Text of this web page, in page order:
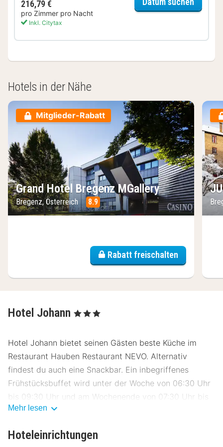
216,79 €
pro Zimmer pro Nacht
Inkl. Citytax
Hotels in der Nähe
Mitglieder-Rabatt
Grand Hotel Bregenz MGallery
Bregenz, Österreich 8.9
Rabatt freischalten
Hotel Johann , 3 Sterne
Hotel Johann bietet seinen Gästen beste Küche im
Restaurant Hauben Restaurant NEVO. Alternativ
findest du auch eine Snackbar. Ein inbegriffenes
Frühstücksbuffet wird unter der Woche von 06:30 Uhr
bis 09:30 Uhr und am Wochenende von 07:30 Uhr bis
10:00 Uhr angeboten.
Zum Angebot gehören eine Gepäckaufbewahrung und
ein Aufzug. Vor Ort gibt es Folgendes: Parken ohne
Mehr lesen
Hoteleinrichtungen